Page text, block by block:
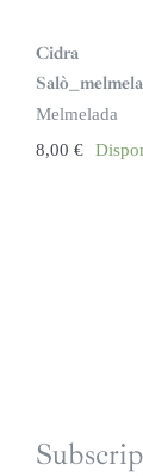
Cidra
Melmelada
8,00 €